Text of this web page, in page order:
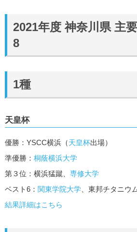
2021年度 神奈川県 主
8
1種
天皇杯
優勝：YSCC横浜（天皇杯出場）
準優勝： 桐蔭横浜大学
第３位：横浜猛蹴、 専修大学
ベスト6： 関東学院大学 、東邦チタニウ
結果詳細はこちら